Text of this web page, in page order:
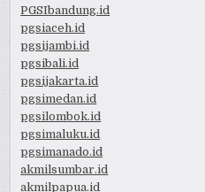
PGSIbandung.id
pgsiaceh.id
pgsijambi.id
pgsibali.id
pgsijakarta.id
pgsimedan.id
pgsilombok.id
pgsimaluku.id
pgsimanado.id
akmilsumbar.id
akmilpapua.id